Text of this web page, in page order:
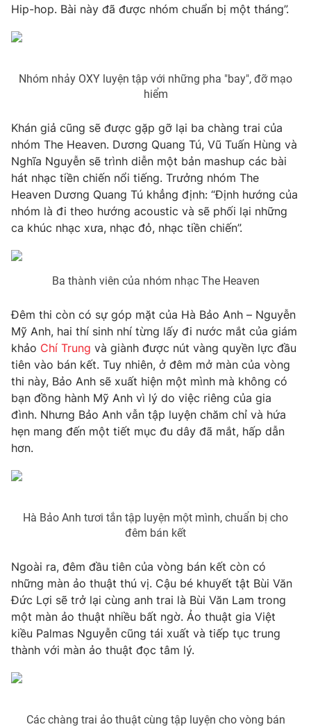
VTV4 Vươn mình bằng AI
English
THỜI BÁO VTV
Theo dõi báo trên
Cơ quan chủ quản:
Tổng Biên tập:Vũ Thanh Thủy
Phó Tổng Biên tập:Nguyễn Thị Mỹ Hạnh, Phạm Quốc Thắng,
Nguyễn Trọng Ninh
Tổng đài VTV: 024.38 355 931 - 024.38 355 932
Ðiện thoại Thời báo VTV:024.66 897 897
Email: toasoan@vtv.vn
Liên hệ quảng cáo:024-7300.7108
® Cấm sao chép dưới mọi hình thức nếu không có sự chấp
thuận bằng văn bản. Ghi rõ nguồn VTV.vn khi phát hành lại
Hip-hop. Bài này đã được nhóm chuẩn bị một tháng”.
Nhóm nhảy OXY luyện tập với những pha "bay", đỡ mạo
hiểm
Khán giả cũng sẽ được gặp gỡ lại ba chàng trai của
nhóm The Heaven. Dương Quang Tú, Vũ Tuấn Hùng và
Nghĩa Nguyễn sẽ trình diễn một bản mashup các bài
hát nhạc tiền chiến nổi tiếng. Trưởng nhóm The
Heaven Dương Quang Tú khẳng định: “Định hướng của
nhóm là đi theo hướng acoustic và sẽ phối lại những
ca khúc nhạc xưa, nhạc đỏ, nhạc tiền chiến”.
Ba thành viên của nhóm nhạc The Heaven
Đêm thi còn có sự góp mặt của Hà Bảo Anh – Nguyễn
Mỹ Anh, hai thí sinh nhí từng lấy đi nước mắt của giám
khảo Chí Trung và giành được nút vàng quyền lực đầu
tiên vào bán kết. Tuy nhiên, ở đêm mở màn của vòng
thi này, Bảo Anh sẽ xuất hiện một mình mà không có
bạn đồng hành Mỹ Anh vì lý do việc riêng của gia
đình. Nhưng Bảo Anh vẫn tập luyện chăm chỉ và hứa
hẹn mang đến một tiết mục đu dây đã mắt, hấp dẫn
hơn.
Hà Bảo Anh tươi tắn tập luyện một mình, chuẩn bị cho
đêm bán kết
Ngoài ra, đêm đầu tiên của vòng bán kết còn có
những màn ảo thuật thú vị. Cậu bé khuyết tật Bùi Văn
Đức Lợi sẽ trở lại cùng anh trai là Bùi Văn Lam trong
một màn ảo thuật nhiều bất ngờ. Ảo thuật gia Việt
kiều Palmas Nguyễn cũng tái xuất và tiếp tục trung
thành với màn ảo thuật đọc tâm lý.
Các chàng trai ảo thuật cùng tập luyện cho vòng bán